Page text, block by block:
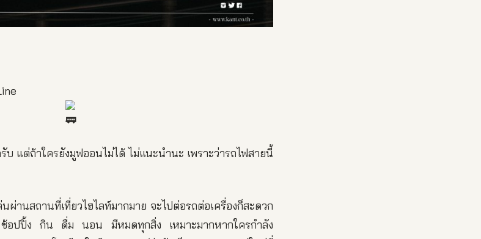
แต่ถ้าใครยังมูฟออนไม่ได้ ไม่แนะนำนะ เพราะว่ารถไฟสายนี้
ผ่านสถานที่เที่ยวไฮไลท์มากมาย จะไปต่อรถต่อเครื่องก็สะดวก
อปปิ้ง กิน ดื่ม นอน มีหมดทุกสิ่ง เหมาะมากหากใครกำลัง